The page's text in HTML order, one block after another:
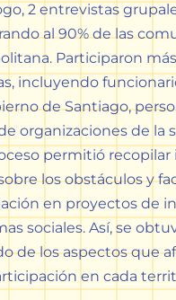
2 entrevistas
al 90% de las
Participaron
incluyendo
de Santiago,
organizaciones de la
permitió recopilar
los obstáculos y
en proyectos de
sociales. Así, se
de los aspectos que
en cada